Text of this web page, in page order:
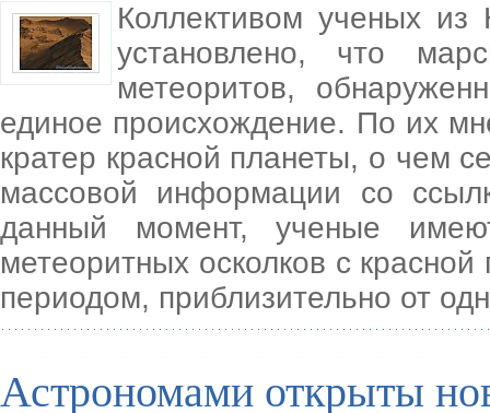
Коллективом ученых
установлено, что
метеоритов,
единое происхождение. По их
кратер красной планеты, о чем
массовой информации со
данный момент, ученые
метеоритных осколков с
периодом, приблизительно от
Астрономами открыты